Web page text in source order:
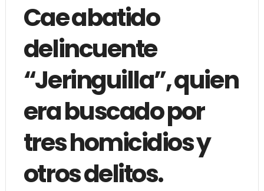
Cae abatido
delincuente
“Jeringuilla”, quien
era buscado por
tres homicidios y
otros delitos.